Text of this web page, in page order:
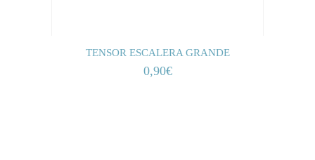
TENSOR ESCALERA GRANDE
0,90€